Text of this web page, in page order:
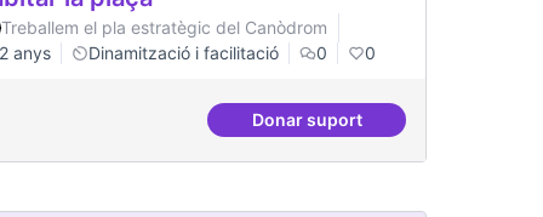
Treballem el pla estratègic del Canòdrom
2 anys
Dinamització i facilitació 0 0
Donar suportHabitar la plaça